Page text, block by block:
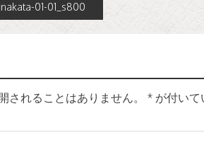
01-01_s800
されることはありません。 * が付いて